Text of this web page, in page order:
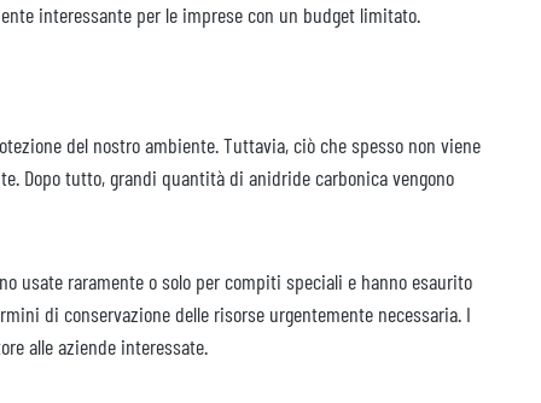
interessante per le imprese con un budget limitato.
del nostro ambiente. Tuttavia, ciò che spesso non viene
Dopo tutto, grandi quantità di anidride carbonica vengono
usate raramente o solo per compiti speciali e hanno esaurito
di conservazione delle risorse urgentemente necessaria. I
alle aziende interessate.